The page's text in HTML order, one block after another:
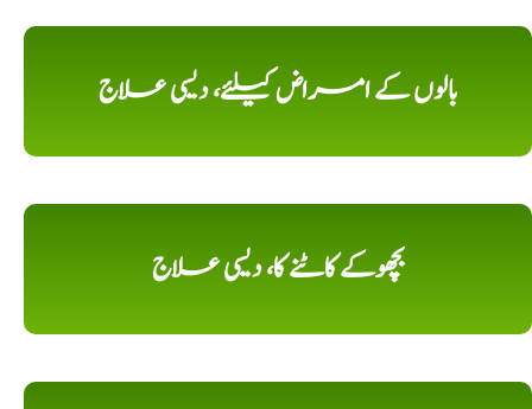
بالوں کے امراض کیلئے، دیسی علاج
بچھوکے کاٹنے کا، دیسی علاج